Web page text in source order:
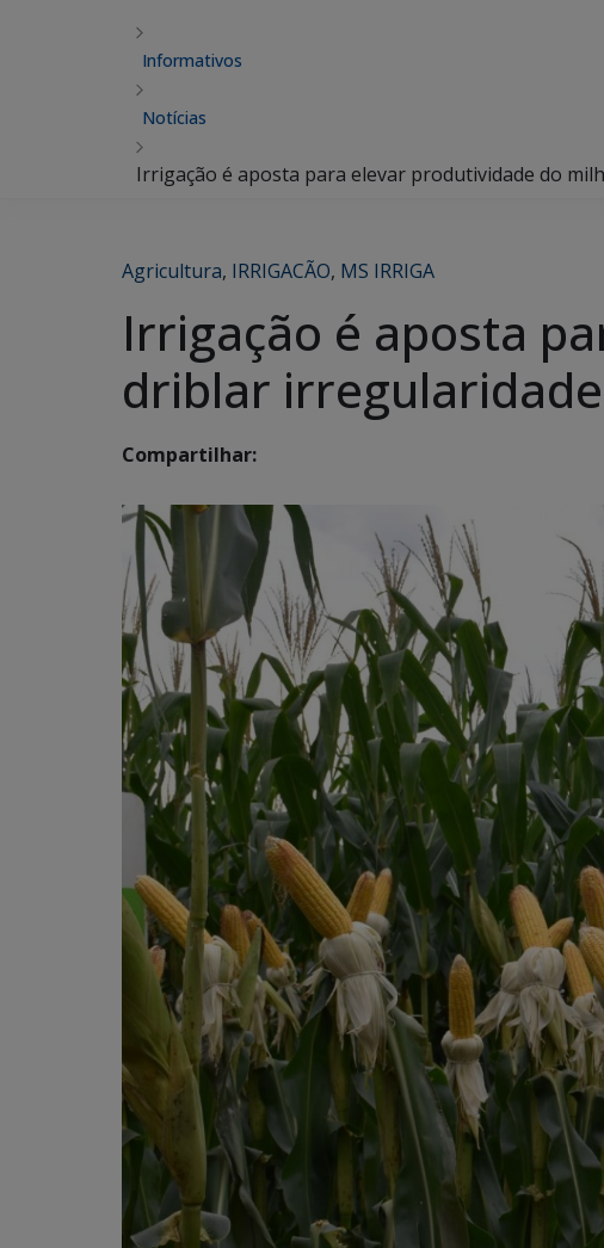
Informativos
Notícias
Irrigação é aposta para elevar produtividade do
Agricultura, IRRIGACÃO, MS IRRIGA
Irrigação é aposta
driblar
Compartilhar: